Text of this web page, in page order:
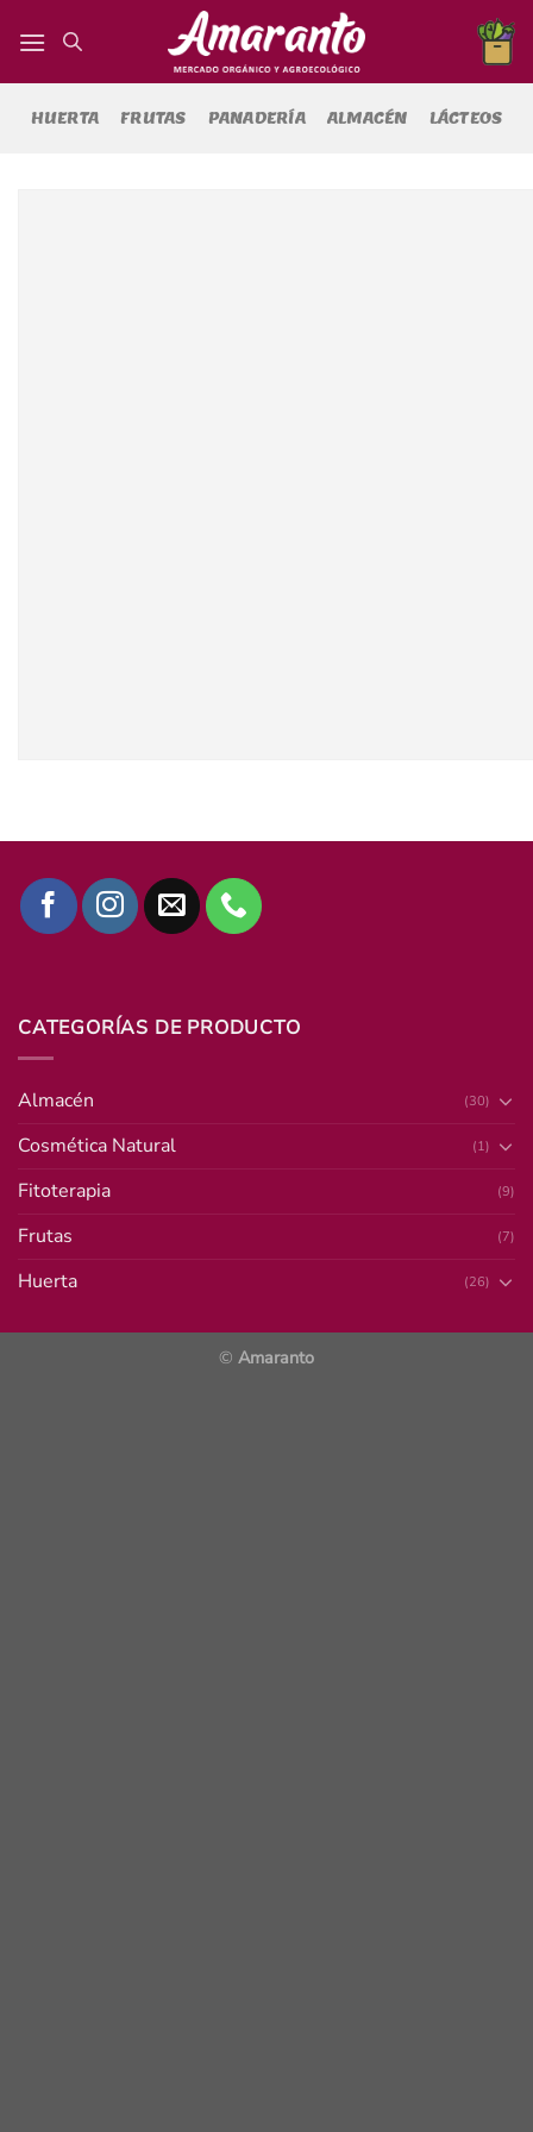
HUERTA FRUTAS PANADERÍA ALMACÉN LÁCTEOS
CATEGORÍAS DE PRODUCTO
Almacén (30)
Cosmética Natural (1)
Fitoterapia (9)
Frutas (7)
Huerta (26)
© Amaranto